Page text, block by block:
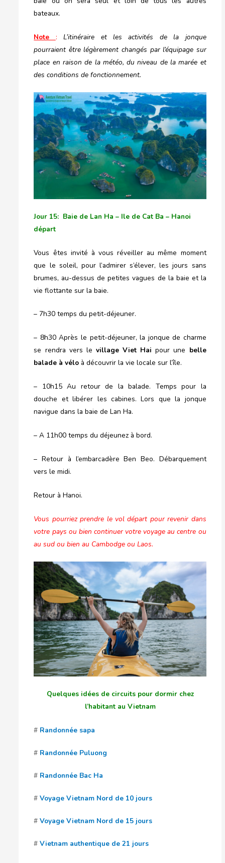
bateaux.
Note : L’itinéraire et les activités de la jonque
pourraient être légèrement changés par l’équipage sur
place en raison de la météo, du niveau de la marée et
des conditions de fonctionnement.
Jour 15: Baie de Lan Ha – Ile de Cat Ba – Hanoi
départ
Vous êtes invité à vous réveiller au même moment
que le soleil, pour l’admirer s’élever, les jours sans
brumes, au-dessus de petites vagues de la baie et la
vie flottante sur la baie.
– 7h30 temps du petit-déjeuner.
– 8h30 Après le petit-déjeuner, la jonque de charme
se rendra vers le village Viet Hai pour une belle
balade à vélo à découvrir la vie locale sur l’île.
– 10h15 Au retour de la balade. Temps pour la
douche et libérer les cabines. Lors que la jonque
navigue dans la baie de Lan Ha.
– A 11h00 temps du déjeunez à bord.
– Retour à l’embarcadère Ben Beo. Débarquement
vers le midi.
Retour à Hanoi.
Vous pourriez prendre le vol départ pour revenir dans
votre pays ou bien continuer votre voyage au centre ou
au sud ou bien au Cambodge ou Laos.
Quelques idées de circuits pour dormir chez
l’habitant au Vietnam
# Randonnée sapa
# Randonnée Puluong
# Randonnée Bac Ha
#Voyage Vietnam Nord de 10 jours
#Voyage Vietnam Nord de 15 jours
#Vietnam authentique de 21 jours